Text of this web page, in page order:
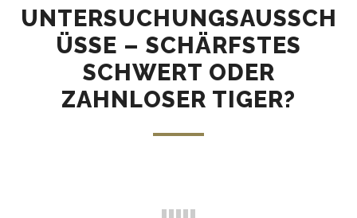
UNTERSUCHUNGSAUSSCH
ÜSSE – SCHÄRFSTES
SCHWERT ODER
ZAHNLOSER TIGER?